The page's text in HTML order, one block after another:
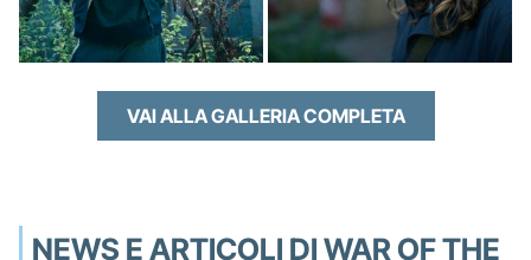
VAI ALLA GALLERIA COMPLETA
NEWS E ARTICOLI DI WAR OF THE